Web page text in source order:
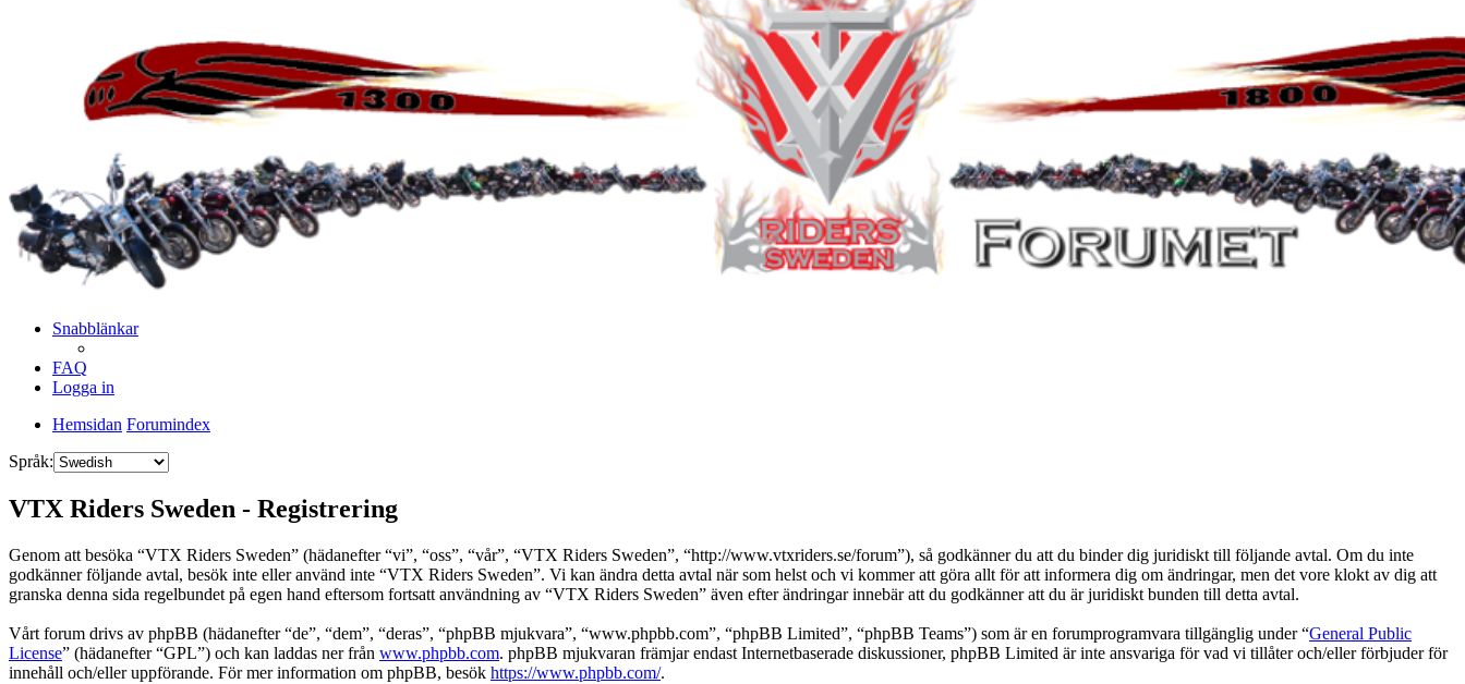
Snabblänkar
FAQ
Logga in
Hemsidan Forumindex
Språk:
VTX Riders Sweden - Registrering
Genom att besöka “VTX Riders Sweden” (hädanefter “vi”, “oss”, “vår”, “VTX Riders Sweden”, “http://www.vtxriders.se/forum”), så godkänner du att du binder dig juridiskt till följande avtal. Om du inte
godkänner följande avtal, besök inte eller använd inte “VTX Riders Sweden”. Vi kan ändra detta avtal när som helst och vi kommer att göra allt för att informera dig om ändringar, men det vore klokt av dig att
granska denna sida regelbundet på egen hand eftersom fortsatt användning av “VTX Riders Sweden” även efter ändringar innebär att du godkänner att du är juridiskt bunden till detta avtal.
Vårt forum drivs av phpBB (hädanefter “de”, “dem”, “deras”, “phpBB mjukvara”, “www.phpbb.com”, “phpBB Limited”, “phpBB Teams”) som är en forumprogramvara tillgänglig under “General Public
License” (hädanefter “GPL”) och kan laddas ner från www.phpbb.com. phpBB mjukvaran främjar endast Internetbaserade diskussioner, phpBB Limited är inte ansvariga för vad vi tillåter och/eller förbjuder för
innehåll och/eller uppförande. För mer information om phpBB, besök https://www.phpbb.com/.